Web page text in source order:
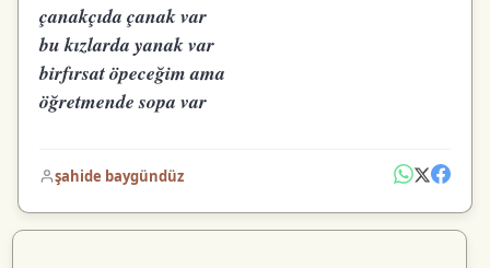
çanakçıda çanak var
bu kızlarda yanak var
birfırsat öpeceğim ama
öğretmende sopa var
şahide baygündüz